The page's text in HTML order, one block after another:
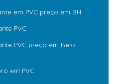
em PVC preço em BH
PVC
PVC preço em Belo
em PVC